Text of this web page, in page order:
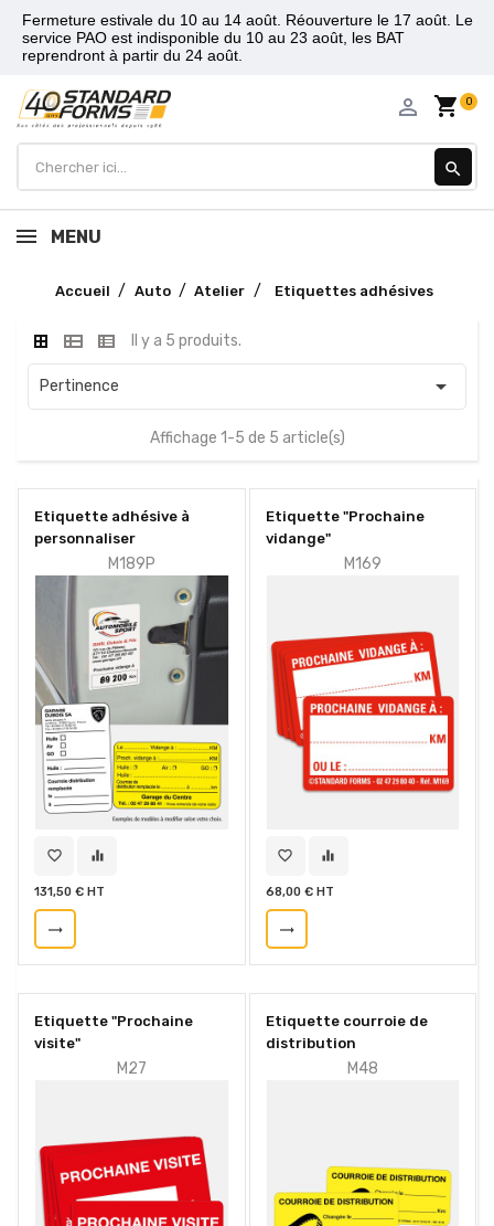
Fermeture estivale du 10 au 14 août. Réouverture le 17 août. Le
service PAO est indisponible du 10 au 23 août, les BAT
reprendront à partir du 24 août.
shopping_cart 0
person_outline
search
MENU
Accueil Auto Atelier Etiquettes adhésives
Il y a 5 produits.
Pertinence 
Affichage 1-5 de 5 article(s)
Etiquette adhésive à
personnaliser
M189P
favorite_border equalizer
131,50 € HT
trending_flat
Etiquette "Prochaine
vidange"
M169
favorite_border equalizer
68,00 € HT
trending_flat
Etiquette "Prochaine
visite"
M27
Etiquette courroie de
distribution
M48